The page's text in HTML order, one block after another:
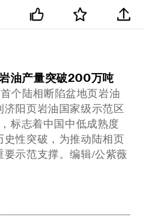
油产量突破200万吨
个陆相断陷盆地页岩油
阳页岩油国家级示范区
标志着中国中低成熟度
性突破，为推动陆相页
示范支撑。编辑/公紫薇